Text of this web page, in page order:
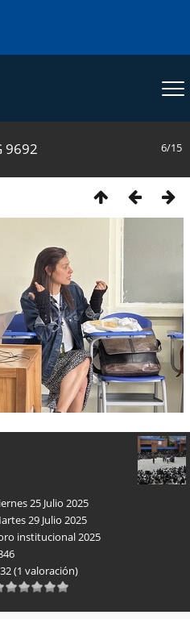
6/15
9692
25 Julio 2025
29 Julio 2025
institucional 2025
(1 valoración)